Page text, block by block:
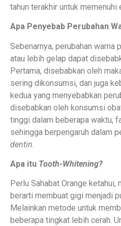
tahun terakhir untuk
Apa Penyebab Perubahan
Sebenarnya, perubahan warna
atau lebih gelap dapat
Pertama, disebabkan oleh
sering dikonsumsi, dan juga
kedua yang menyebabkan
disebabkan oleh konsumsi
tinggi dalam beberapa waktu,
sehingga berpengaruh dalam
dentin
Apa itu Tooth-Whitening?
Perlu Sahabat Orange ketahui,
berarti membuat gigi menjadi
Melainkan metode untuk
beberapa tingkat lebih cerah.